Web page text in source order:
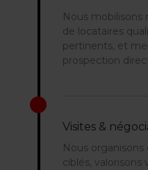
Nous mobilisons
de locataires
pertinents, et
prospection
Visites &
Nous
ciblés, valorisons